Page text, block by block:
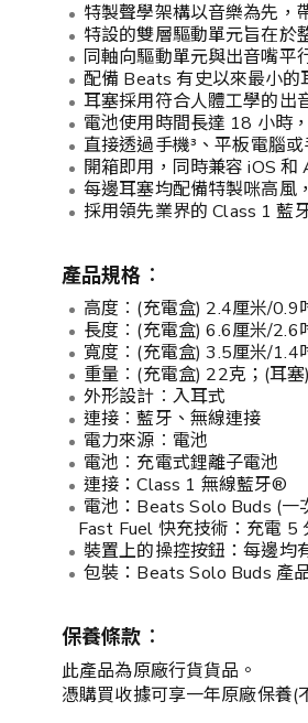
特製聲學架構以音樂為先，
特設的雙層驅動單元旨在於
同軸向驅動單元與出音嘴平
配備 Beats 有史以來最小的
耳塞採用符合人體工學的出
電池使用時間長達 18 小時
直接透過手機³、平板電腦
開箱即用，同時兼容 iOS
每邊耳塞均配備特製咪高風
採用領先業界的 Class 1 藍
產品規格︰
高度︰(充電盒) 2.4厘米/
長度︰(充電盒) 6.6厘米/
寬度︰(充電盒) 3.5厘米/
重量︰(充電盒) 22克；(耳
外形設計︰入耳式
連接︰藍牙、無線連接
電力來源︰電池
電池︰充電式鋰離子電池
連接：Class 1 無線藍牙®
電池：Beats Solo Buds (一
Fast Fuel 快充技術：充電 5
裝置上的操控按鈕：每邊均
包裝：Beats Solo Buds 產
保養條款︰
此產品為原廠行貨貨品。
憑購買收據可享一年原廠保養(